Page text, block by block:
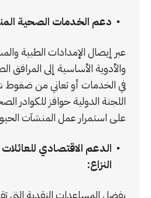
دعم الخدمات الصحية
عبر إيصال الإمدادات الطبية
والأدوية الأساسية إلى المرافق
في الخدمات أو تعاني من ضغوط
اللجنة الدولية حوافز للكوادر
على استمرار عمل المنشآت
الدعم الاقتصادي
النزاع:
بفضل المساعدات النقدية التي